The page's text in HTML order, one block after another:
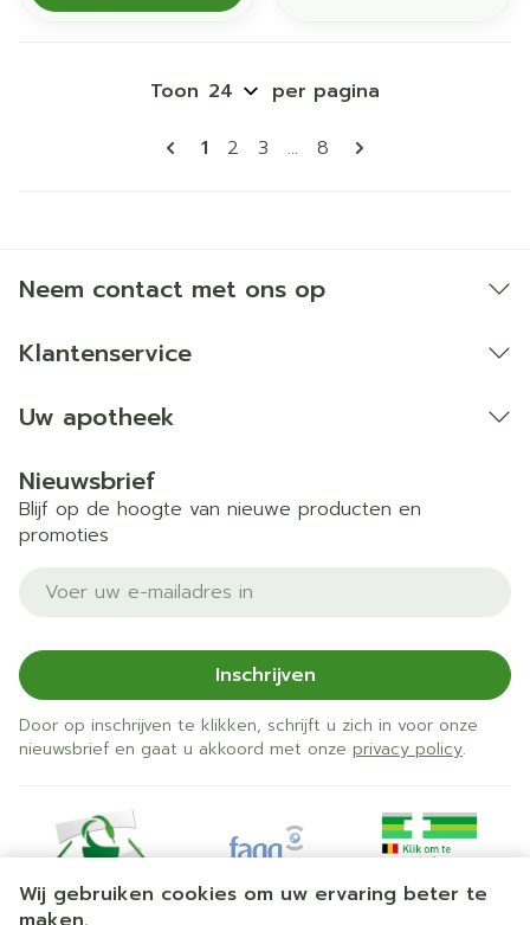
Wij gebruiken cookies om uw ervaring beter te
Pagina's
U lees momenteel pagina
1 Pagina
2 Pagina
3 ... Pagina
8
Toon per pagina
Neem contact met ons op
Klantenservice
Uw apotheek
Nieuwsbrief
Blijf op de hoogte van nieuwe producten en
promoties
E-mail adres
Inschrijven
Door op inschrijven te klikken, schrijft u zich in voor onze
nieuwsbrief en gaat u akkoord met onze privacy policy.